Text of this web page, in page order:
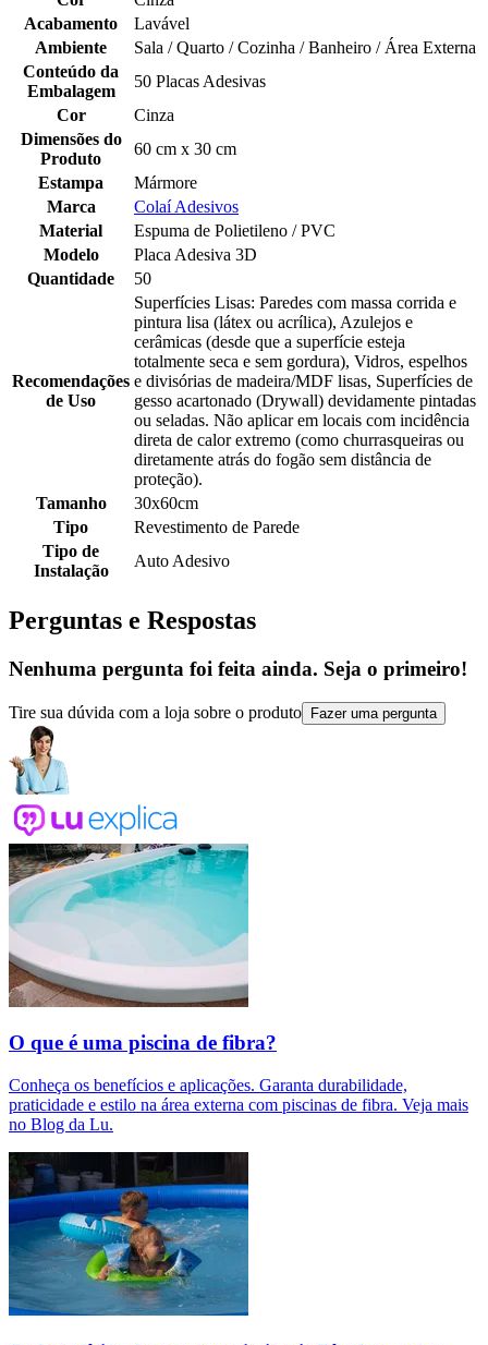
Acabamento
Lavável
Ambiente
Sala / Quarto / Cozinha / Banheiro / Área Externa
Conteúdo da
Embalagem
50 Placas Adesivas
Cor
Cinza
Dimensões do
Produto
60 cm x 30 cm
Estampa
Mármore
Marca
Colaí Adesivos
Material
Espuma de Polietileno / PVC
Modelo
Placa Adesiva 3D
Quantidade
50
Recomendações
de Uso
Superfícies Lisas: Paredes com massa corrida e
pintura lisa (látex ou acrílica), Azulejos e
cerâmicas (desde que a superfície esteja
totalmente seca e sem gordura), Vidros, espelhos
e divisórias de madeira/MDF lisas, Superfícies de
gesso acartonado (Drywall) devidamente pintadas
ou seladas. Não aplicar em locais com incidência
direta de calor extremo (como churrasqueiras ou
diretamente atrás do fogão sem distância de
proteção).
Tamanho
30x60cm
Tipo
Revestimento de Parede
Tipo de
Instalação
Auto Adesivo
Perguntas e Respostas
Nenhuma pergunta foi feita ainda. Seja o primeiro!
Tire sua dúvida com a loja sobre o produto Fazer uma pergunta
O que é uma piscina de fibra?
Conheça os benefícios e aplicações. Garanta durabilidade,
praticidade e estilo na área externa com piscinas de fibra. Veja mais
no Blog da Lu.